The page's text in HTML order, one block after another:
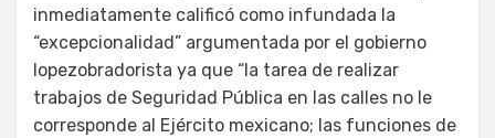
inmediatamente calificó como infundada la
“excepcionalidad” argumentada por el gobierno
lopezobradorista ya que “la tarea de realizar
trabajos de Seguridad Pública en las calles no le
corresponde al Ejército mexicano; las funciones de